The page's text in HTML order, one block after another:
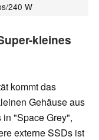
240 W
kleines
kommt das
Gehäuse aus
"Space Grey",
externe SSDs ist